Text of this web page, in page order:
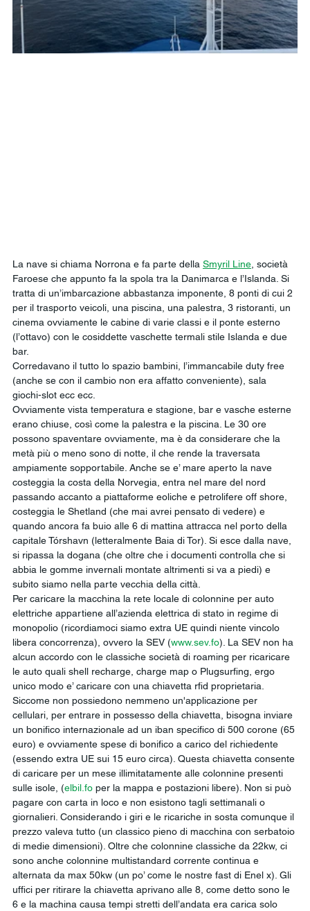
La nave si chiama Norrona e fa parte della Smyril Line, società
Faroese che appunto fa la spola tra la Danimarca e l’Islanda. Si
tratta di un’imbarcazione abbastanza imponente, 8 ponti di cui 2
per il trasporto veicoli, una piscina, una palestra, 3 ristoranti, un
cinema ovviamente le cabine di varie classi e il ponte esterno
(l’ottavo) con le cosiddette vaschette termali stile Islanda e due
bar.
Corredavano il tutto lo spazio bambini, l’immancabile duty free
(anche se con il cambio non era affatto conveniente), sala
giochi-slot ecc ecc.
Ovviamente vista temperatura e stagione, bar e vasche esterne
erano chiuse, così come la palestra e la piscina. Le 30 ore
possono spaventare ovviamente, ma è da considerare che la
metà più o meno sono di notte, il che rende la traversata
ampiamente sopportabile. Anche se e’ mare aperto la nave
costeggia la costa della Norvegia, entra nel mare del nord
passando accanto a piattaforme eoliche e petrolifere off shore,
costeggia le Shetland (che mai avrei pensato di vedere) e
quando ancora fa buio alle 6 di mattina attracca nel porto della
capitale Tórshavn (letteralmente Baia di Tor). Si esce dalla nave,
si ripassa la dogana (che oltre che i documenti controlla che si
abbia le gomme invernali montate altrimenti si va a piedi) e
subito siamo nella parte vecchia della città.
Per caricare la macchina la rete locale di colonnine per auto
elettriche appartiene all’azienda elettrica di stato in regime di
monopolio (ricordiamoci siamo extra UE quindi niente vincolo
libera concorrenza), ovvero la SEV (www.sev.fo). La SEV non ha
alcun accordo con le classiche società di roaming per ricaricare
le auto quali shell recharge, charge map o Plugsurfing, ergo
unico modo e’ caricare con una chiavetta rfid proprietaria.
Siccome non possiedono nemmeno un'applicazione per
cellulari, per entrare in possesso della chiavetta, bisogna inviare
un bonifico internazionale ad un iban specifico di 500 corone (65
euro) e ovviamente spese di bonifico a carico del richiedente
(essendo extra UE sui 15 euro circa). Questa chiavetta consente
di caricare per un mese illimitatamente alle colonnine presenti
sulle isole, (elbil.fo per la mappa e postazioni libere). Non si può
pagare con carta in loco e non esistono tagli settimanali o
giornalieri. Considerando i giri e le ricariche in sosta comunque il
prezzo valeva tutto (un classico pieno di macchina con serbatoio
di medie dimensioni). Oltre che colonnine classiche da 22kw, ci
sono anche colonnine multistandard corrente continua e
alternata da max 50kw (un po’ come le nostre fast di Enel x). Gli
uffici per ritirare la chiavetta aprivano alle 8, come detto sono le
6 e la machina causa tempi stretti dell’andata era carica solo